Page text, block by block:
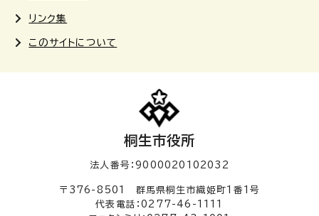
リンク集
このサイトについて
桐生市役所
法人番号：9000020102032
〒376-8501 群馬県桐生市織姫町1番1号
代表電話：0277-46-1111